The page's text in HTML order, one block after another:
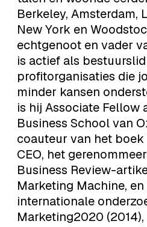
Berkeley, Amsterdam,
New York en
echtgenoot en vader
is actief als
profitorganisaties die
minder kansen
is hij Associate Fellow
Business School van
coauteur van het
CEO, het
Business Review-
Marketing Machine,
internationale
Marketing2020